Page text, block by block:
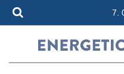
7.